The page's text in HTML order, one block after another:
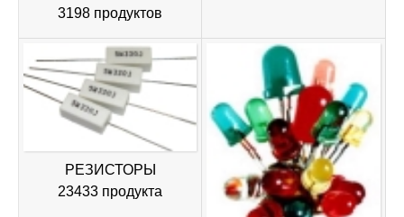
3198 продуктов
РЕЗИСТОРЫ
23433 продукта